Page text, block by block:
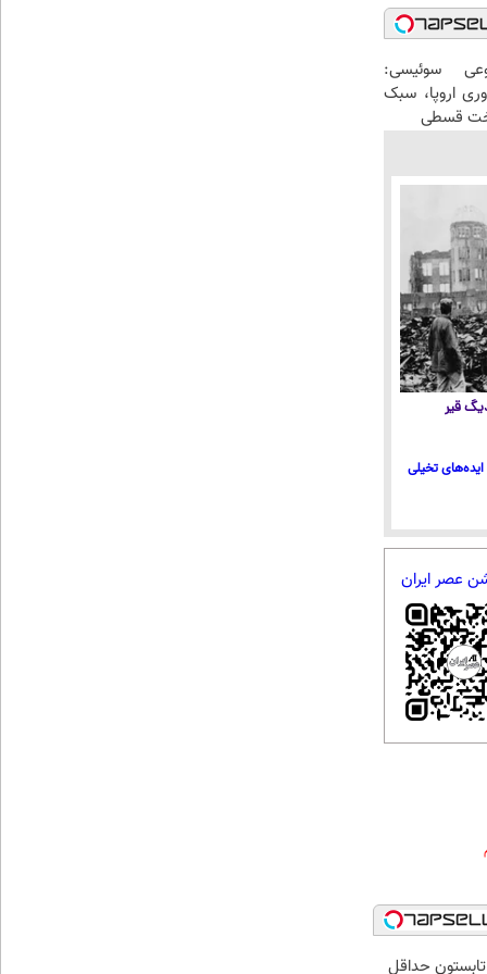
سوئیسی:
اروپا، سبک
قسطی
دیگ قیر
تخیلی
عصر ایران
تابستون حداقل